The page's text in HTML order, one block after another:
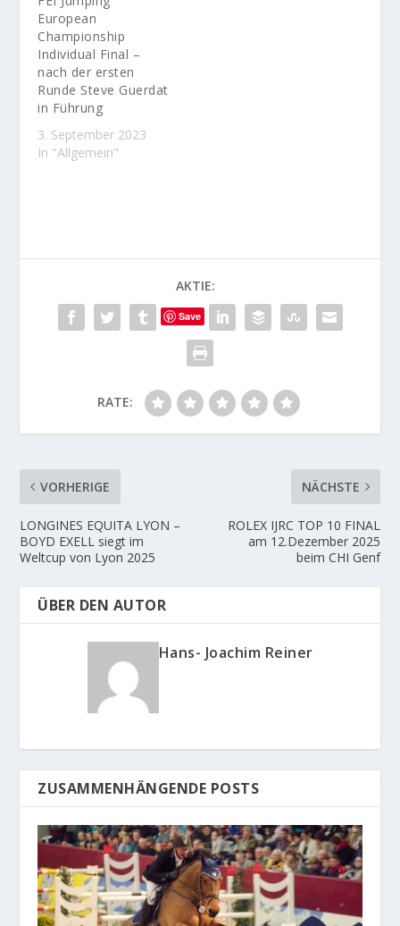
European
Championship
Individual Final –
nach der ersten
Runde Steve Guerdat
in Führung
3. September 2023
In "Allgemein"
AKTIE:
Save
RATE:
VORHERIGE
LONGINES EQUITA LYON –
BOYD EXELL siegt im
Weltcup von Lyon 2025
NÄCHSTE
ROLEX IJRC TOP 10 FINAL
am 12.Dezember 2025
beim CHI Genf
ÜBER DEN AUTOR
Hans- Joachim Reiner
ZUSAMMENHÄNGENDE POSTS